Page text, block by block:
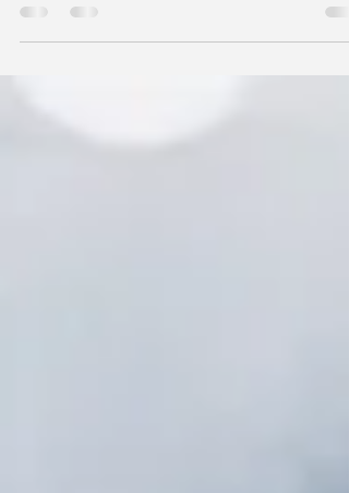
Cuando alguien muere, cuando acabas
de terminar una relación de pareja,
cuando tienes discusiones con tu familia,